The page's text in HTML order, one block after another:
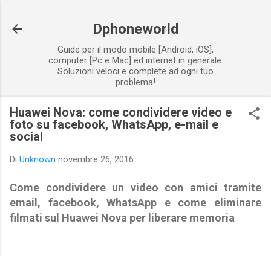
Dphoneworld
Guide per il modo mobile [Android, iOS],
computer [Pc e Mac] ed internet in generale.
Soluzioni veloci e complete ad ogni tuo
problema!
Huawei Nova: come condividere video e
foto su facebook, WhatsApp, e-mail e
social
Di Unknown novembre 26, 2016
Come condividere un video con amici tramite
email, facebook, WhatsApp e come eliminare
filmati sul Huawei Nova per liberare memoria